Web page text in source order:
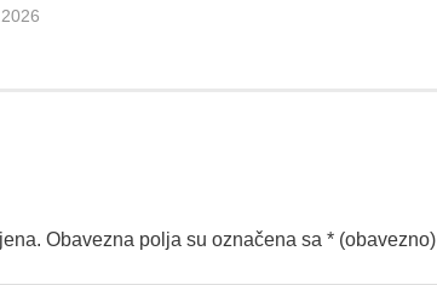
Obavezna polja su označena sa * (obavezno)